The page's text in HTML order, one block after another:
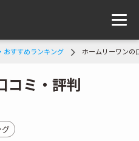
おすすめランキング ホームリーワンの
コミ・評判